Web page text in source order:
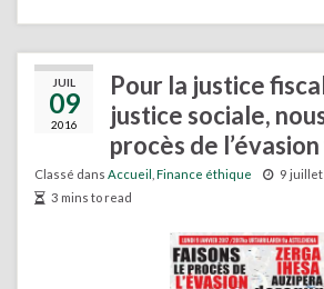
JUIL
09
2016
Pour la justice
justice sociale,
procès de
Classé dans Accueil Finance éthique
9
3 mins to read